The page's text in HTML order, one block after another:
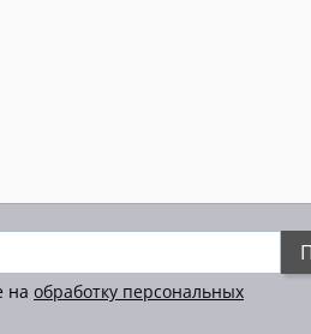
на обработку персональных